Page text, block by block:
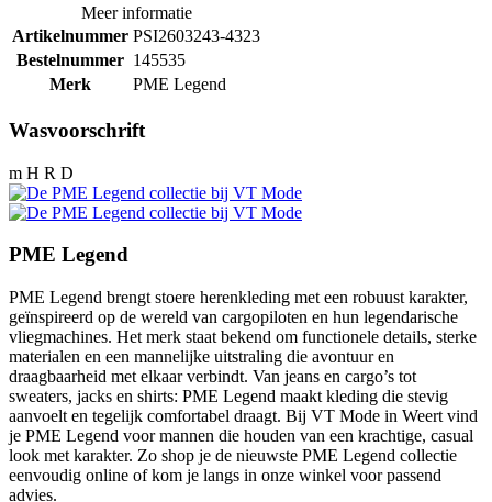
Meer informatie
Artikelnummer PSI2603243-4323
Bestelnummer 145535
Merk
PME Legend
Wasvoorschrift
m H R D
PME Legend
PME Legend brengt stoere herenkleding met een robuust karakter,
geïnspireerd op de wereld van cargopiloten en hun legendarische
vliegmachines. Het merk staat bekend om functionele details, sterke
materialen en een mannelijke uitstraling die avontuur en
draagbaarheid met elkaar verbindt. Van jeans en cargo’s tot
sweaters, jacks en shirts: PME Legend maakt kleding die stevig
aanvoelt en tegelijk comfortabel draagt. Bij VT Mode in Weert vind
je PME Legend voor mannen die houden van een krachtige, casual
look met karakter. Zo shop je de nieuwste PME Legend collectie
eenvoudig online of kom je langs in onze winkel voor passend
advies.